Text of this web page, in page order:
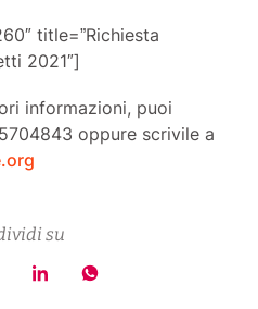
title=”Richiesta
2021″]
informazioni, puoi
oppure scrivile a
su